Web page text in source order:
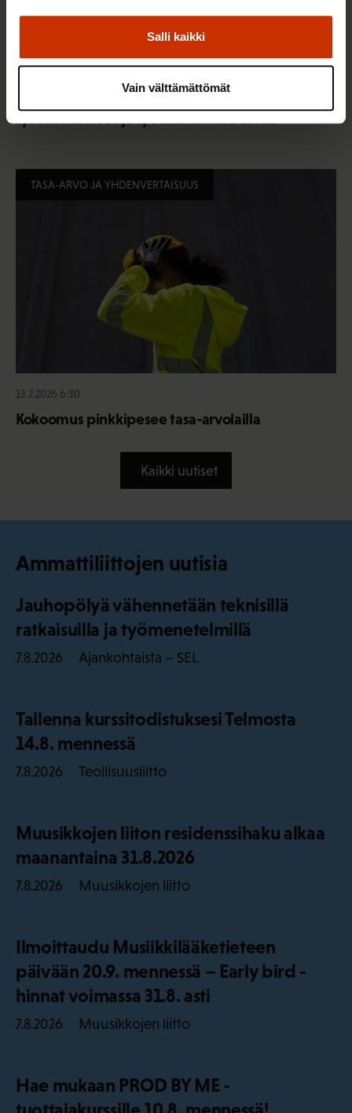
Salli kaikki
Vain välttämättömät
työsuhdeturvaa ja työelämän tasa-arvoa
TASA-ARVO JA YHDENVERTAISUUS
13.2.2026 6:30
Kokoomus pinkkipesee tasa-arvolailla
Kaikki uutiset
Ammattiliittojen uutisia
Jauhopölyä vähennetään teknisillä
ratkaisuilla ja työmenetelmillä
7.8.2026 Ajankohtaista – SEL
Tallenna kurssitodistuksesi Telmosta
14.8. mennessä
7.8.2026 Teollisuusliitto
Muusikkojen liiton residenssihaku alkaa
maanantaina 31.8.2026
7.8.2026 Muusikkojen liitto
Ilmoittaudu Musiikkilääketieteen
päivään 20.9. mennessä – Early bird -
hinnat voimassa 31.8. asti
7.8.2026 Muusikkojen liitto
Hae mukaan PROD BY ME -